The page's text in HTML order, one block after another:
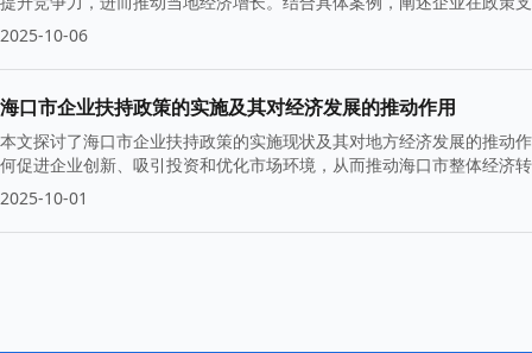
2025-10-06
海口市企业扶持政策的实施及其对经济发展的推动作用
本文探讨了海口市企业扶持政策的实施现状及其对地方经济发展的推动
何促进企业创新、吸引投资和优化市场环境，从而推动海口市整体经济
2025-10-01